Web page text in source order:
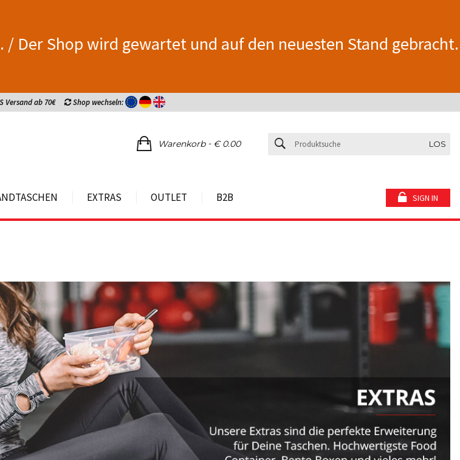
Der Shop wird gewartet und auf den neuesten Stand gebracht.
Versand ab 70€ Shop wechseln:
LOS
Warenkorb- € 0.00
EXTRAS OUTLET B2B SIGN IN